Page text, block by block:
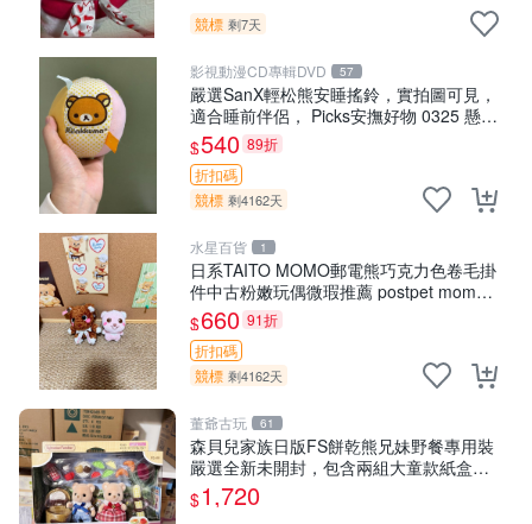
競標 剩7天
影視動漫CD專輯DVD 57
嚴選SanX輕松熊安睡搖鈴，實拍圖可見，
適合睡前伴侶， Picks安撫好物 0325 懸吊
電腦
$540 89折
折扣碼
競標 剩4162天
水星百貨 1
日系TAITO MOMO郵電熊巧克力色卷毛掛
件中古粉嫩玩偶微瑕推薦 postpet momo
郵電熊 中古玩偶
$660 91折
折扣碼
競標 剩4162天
董爺古玩 61
森貝兒家族日版FS餅乾熊兄妹野餐專用裝
嚴選全新未開封，包含兩組大童款紙盒
裝，適合收藏與分享。 餅乾熊兄妹、野
餐、收藏
$1,720